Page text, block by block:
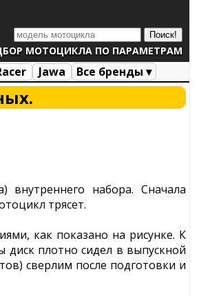
МОТОЦИКЛА ПО ПАРАМЕТРАМ
Jawa
Все бренды ▾
набора. Сначала
трясет.
как показано на рисунке. К
диск плотно сидел в выпускной
сверлим после подготовки и